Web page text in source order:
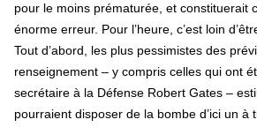
pour le moins prématurée, et constituerait
énorme erreur. Pour l’heure, c’est loin
Tout d’abord, les plus pessimistes des
renseignement – y compris celles qui ont
secrétaire à la Défense Robert Gates –
pourraient disposer de la bombe d’ici un à